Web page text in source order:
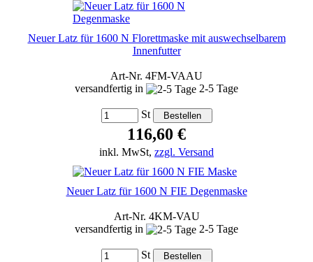
Neuer Latz für 1600 N Florettmaske mit auswechselbarem
Innenfutter
Art-Nr. 4FM-VAAU
versandfertig in
2-5 Tage
St
116,60 €
inkl. MwSt, zzgl. Versand
Neuer Latz für 1600 N FIE Degenmaske
Art-Nr. 4KM-VAU
versandfertig in
2-5 Tage
St